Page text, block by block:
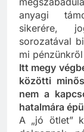
anyagi
sikerére,
sorozatával
mi
Itt megy
közötti
nem a
hatalmára